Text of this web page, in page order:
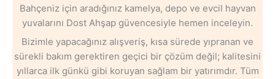
Bahçeniz için aradığınız kamelya, depo ve evcil hayvan
yuvalarını Dost Ahşap güvencesiyle hemen inceleyin.
Bizimle yapacağınız alışveriş, kısa sürede yıpranan ve
sürekli bakım gerektiren geçici bir çözüm değil; kalitesini
yıllarca ilk günkü gibi koruyan sağlam bir yatırımdır. Tüm